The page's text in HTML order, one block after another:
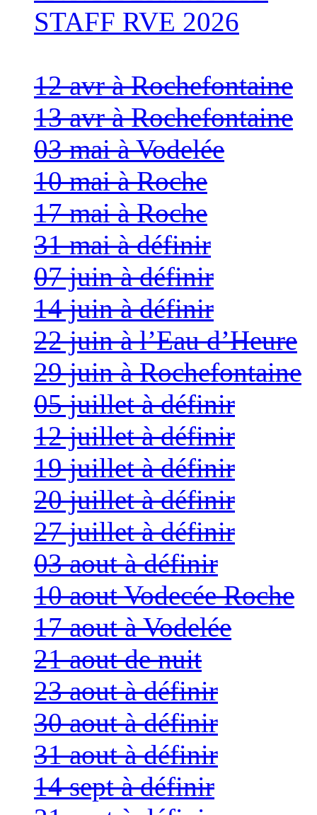
STAFF RVE 2026
12 avr à Rochefontaine
13 avr à Rochefontaine
03 mai à Vodelée
10 mai à Roche
17 mai à Roche
31 mai à définir
07 juin à définir
14 juin à définir
22 juin à l’Eau d’Heure
29 juin à Rochefontaine
05 juillet à définir
12 juillet à définir
19 juillet à définir
20 juillet à définir
27 juillet à définir
03 aout à définir
10 aout Vodecée Roche
17 aout à Vodelée
21 aout de nuit
23 aout à définir
30 aout à définir
31 aout à définir
14 sept à définir